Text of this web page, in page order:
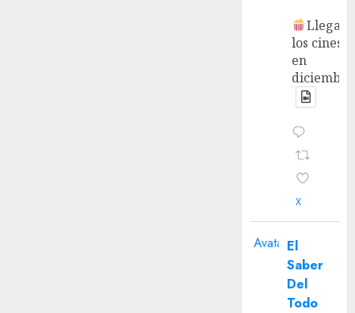
Llega a
los cines
en
X
Avatar El
Saber
Del
Todo